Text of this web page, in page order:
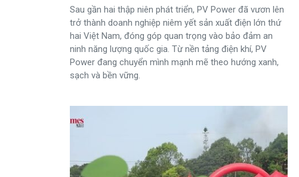
Sau gần hai thập niên phát triển, PV Power đã vươn lên
trở thành doanh nghiệp niêm yết sản xuất điện lớn thứ
hai Việt Nam, đóng góp quan trọng vào bảo đảm an
ninh năng lượng quốc gia. Từ nền tảng điện khí, PV
Power đang chuyển mình mạnh mẽ theo hướng xanh,
sạch và bền vững.